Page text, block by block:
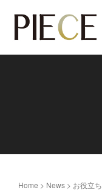
Home > News > お役立ち